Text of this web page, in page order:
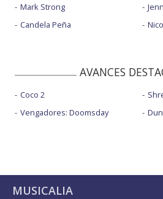
Mark Strong
Candela Peña
AVANCES
Coco 2
Vengadores: Doomsday
MUSICALIA